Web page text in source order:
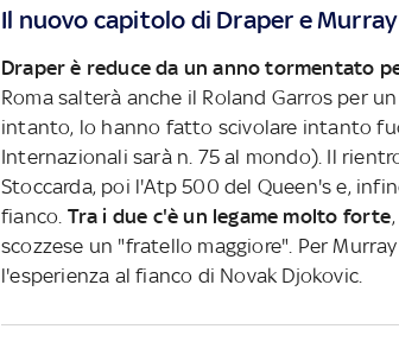
Il nuovo capitolo di Draper e Murray
Draper è reduce da un anno tormentato
Roma salterà anche il Roland Garros per
intanto, lo hanno fatto scivolare intanto
Internazionali sarà n. 75 al mondo). Il
Stoccarda, poi l'Atp 500 del Queen's e,
fianco. Tra i due c'è un legame molto forte
scozzese un "fratello maggiore". Per
l'esperienza al fianco di Novak Djokovic.